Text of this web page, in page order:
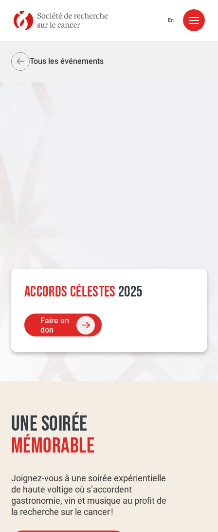
En
Tous les événements
ACCORDS CÉLESTES 2025
Faire un
don
UNE SOIRÉE
MÉMORABLE
Joignez-vous à une soirée expérientielle
de haute voltige où s’accordent
gastronomie, vin et musique au profit de
la recherche sur le cancer !